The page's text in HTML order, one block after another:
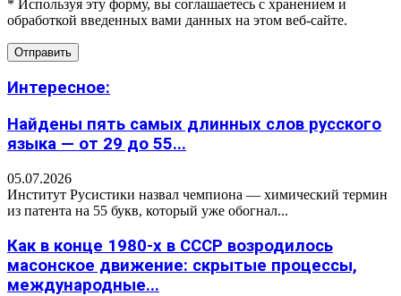
* Используя эту форму, вы соглашаетесь с хранением и
обработкой введенных вами данных на этом веб-сайте.
Интересное:
Найдены пять самых длинных слов русского
языка — от 29 до 55...
05.07.2026
Институт Русистики назвал чемпиона — химический термин
из патента на 55 букв, который уже обогнал...
Как в конце 1980-х в СССР возродилось
масонское движение: скрытые процессы,
международные...